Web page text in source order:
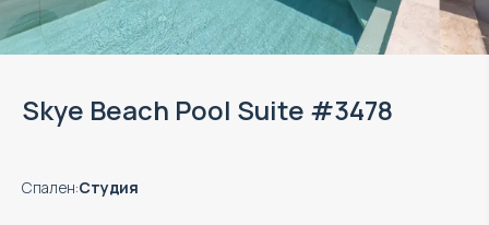
Skye Beach Pool Suite #3478
Спален:Студия